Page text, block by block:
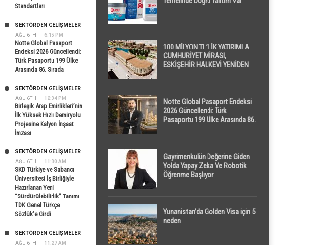
Standartları
AĞU 6TH 6:15 PM
SEKTÖRDEN GELIŞMELER
Notte Global Pasaport
Endeksi 2026 Güncellendi:
Türk Pasaportu 199 Ülke
Arasında 86. Sırada
AĞU 6TH 12:34 PM
SEKTÖRDEN GELIŞMELER
Birleşik Arap Emirlikleri’nin
İlk Yüksek Hızlı Demiryolu
Projesine Kalyon İnşaat
İmzası
AĞU 6TH 11:30 AM
SEKTÖRDEN GELIŞMELER
SKD Türkiye ve Sabancı
Üniversitesi İş Birliğiyle
Hazırlanan Yeni
“Sürdürülebilirlik” Tanımı
TDK Genel Türkçe
Sözlük’e Girdi
AĞU 6TH 11:27 AM
SEKTÖRDEN GELIŞMELER
100 MİLYON TL’LİK YATIRIMLA
CUMHURİYET MİRASI,
ESKİŞEHİR HALKEVİ YENİDEN
Notte Global Pasaport Endeksi
2026 Güncellendi: Türk
Pasaportu 199 Ülke Arasında 86.
Gayrimenkulün Değerine Giden
Yolda Yapay Zeka Ve Robotik
Öğrenme Başlıyor
Yunanistan’da Golden Visa için 5
neden